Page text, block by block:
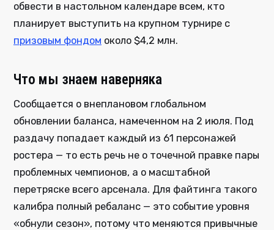
обвести в настольном календаре всем, кто
планирует выступить на крупном турнире с
призовым фондом около $4,2 млн.
Что мы знаем наверняка
Сообщается о внеплановом глобальном
обновлении баланса, намеченном на 2 июля. Под
раздачу попадает каждый из 61 персонажей
ростера — то есть речь не о точечной правке пары
проблемных чемпионов, а о масштабной
перетряске всего арсенала. Для файтинга такого
калибра полный ребаланс — это событие уровня
«обнули сезон», потому что меняются привычные